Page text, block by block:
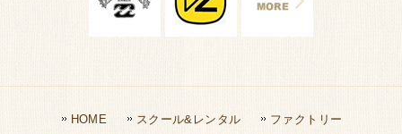
HOME スクール&レンタル ファクトリー